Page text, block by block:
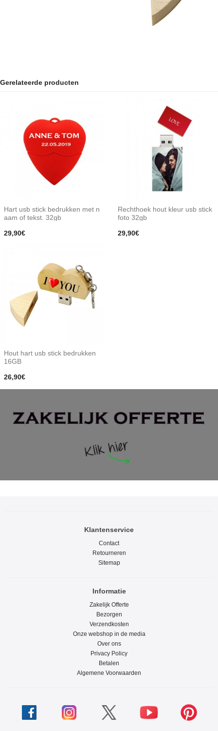
Gerelateerde producten
Hart usb stick bedrukken met n
aam of tekst. 32gb
29,90€
Rechthoek hout kleur usb stick
foto 32gb
29,90€
Hout hart usb stick bedrukken
16GB
26,90€
Klantenservice
Contact
Retourneren
Sitemap
Informatie
Zakelijk Offerte
Bezorgen
Verzendkosten
Onze webshop in de media
Over ons
Privacy Policy
Betalen
Algemene Voorwaarden